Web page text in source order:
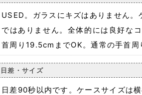
USED。ガラスにキズはありません
ではありません。全体的には良好な
首周り19.5cmまでOK。通常の手首周
日差・サイズ
日差90秒以内です。ケースサイズは